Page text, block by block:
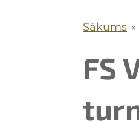
Sākums »
FS